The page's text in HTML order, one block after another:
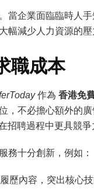
當企業面臨臨時人
幅減少人力資源的壓
職成本
作為 香港免
，不必擔心額外的
招聘過程中更具競爭
務十分創新，例如：
歷內容，突出核心技